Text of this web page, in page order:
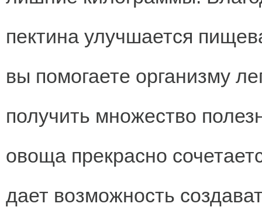
пектина улучшается
вы помогаете организму
получить множество
овоща прекрасно
дает возможность